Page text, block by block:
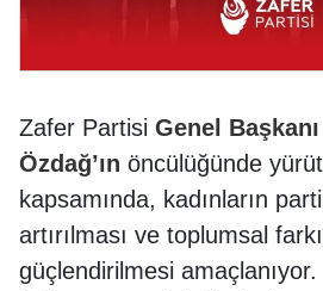
Zafer Partisi Genel Başkanı
Özdağ’ın öncülüğünde
kapsamında, kadınların
artırılması ve toplumsal
güçlendirilmesi amaçlanıyor.